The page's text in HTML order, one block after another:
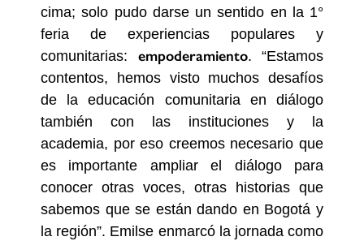
cima; solo pudo darse un sentido en la 1°
feria de experiencias populares y
comunitarias: empoderamiento. “Estamos
contentos, hemos visto muchos desafíos
de la educación comunitaria en diálogo
también con las instituciones y la
academia, por eso creemos necesario que
es importante ampliar el diálogo para
conocer otras voces, otras historias que
sabemos que se están dando en Bogotá y
la región”. Emilse enmarcó la jornada como